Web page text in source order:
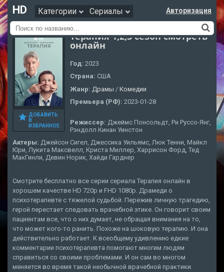
HD Категории Сериалы Авторизация
ДОБАВИТЬ
В
ИЗБРАННОЕ
Терапия 1,2,3 сезон смотреть
онлайн
Год: 2023
Страна: США
Жанр: Драмы / Комедии
Премьера (РФ): 2023-01-28
Режиссер: Джеймс Понсольдт, Ри Руссо-Янг,
Рэндолл Кинан Уинстон
Актеры: Джейсон Сигел, Джессика Уильямс, Люк Тенни, Майкл
Юри, Лукита Максвелл, Криста Миллер, Харрисон Форд, Тед
МакГинли, Девин Норик, Хайди Гарднер
Смотрите бесплатно все серии сериала Терапия онлайн в
хорошем качестве HD 720p и FHD 1080p. Драмеди о
психотерапевте с тяжелой судьбой. Пережив личную трагедию,
герой перестает следовать врачебной этике. Он говорит своим
пациентам все, что о них думает, не обращая внимания на то,
что может кого-то ранить. Похоже на шоковую терапию. И она
действительно работает. К всеобщему удивлению едкие
комментарии психотерапевта помогают многим людям
справиться со своими проблемами. И он сам во многом
меняется во время такой необычной врачебной практики.